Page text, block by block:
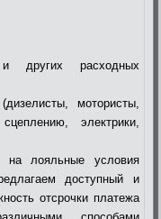
других расходных
мотористы,
электрики,
лояльные условия
доступный и
отсрочки платежа